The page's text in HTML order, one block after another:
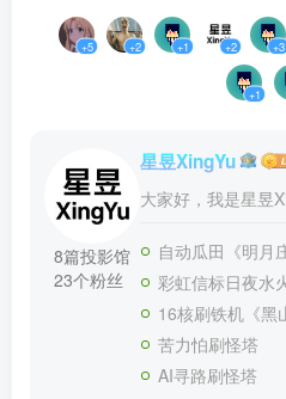
+5 +2 +1 +2 +3
+1
8篇投影馆
23个粉丝
星昱XingYu
大家好，我是星昱
自动瓜田《明月
彩虹信标日夜水
16核刷铁机《黑
苦力怕刷怪塔
AI寻路刷怪塔